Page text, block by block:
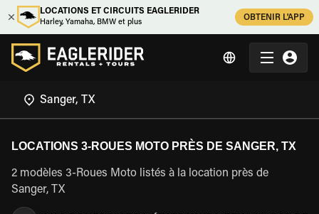
LOCATIONS ET CIRCUITS EAGLERIDER
Harley, Yamaha, BMW et plus
OBTENIR L'APP
LOCATIONS 3-ROUES MOTO PRÈS DE SANGER, TX
2 modèles 3-Roues Moto listés à la location près de
Sanger, TX